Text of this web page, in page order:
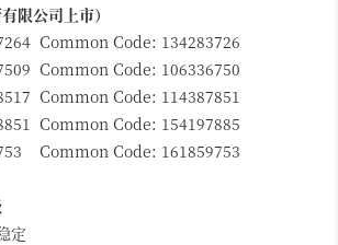
限公司上市）
Common Code: 134283726
Common Code: 106336750
Common Code: 114387851
Common Code: 154197885
Common Code: 161859753
定